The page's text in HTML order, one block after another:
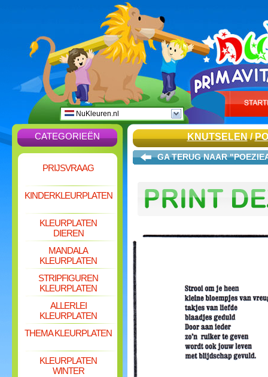
NuKleuren.nl
CATEGORIEËN
PRIJSVRAAG
KINDERKLEURPLATEN
KLEURPLATEN
DIEREN
MANDALA
KLEURPLATEN
STRIPFIGUREN
KLEURPLATEN
ALLERLEI
KLEURPLATEN
THEMA KLEURPLATEN
KLEURPLATEN
WINTER
KNUTSELEN/
GA TERUG NAAR